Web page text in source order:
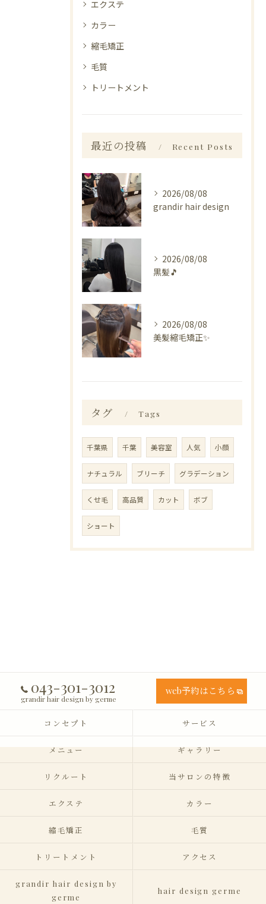
エクステ
カラー
縮毛矯正
毛質
トリートメント
最近の投稿 Recent Posts
2026/08/08
grandir hair design
2026/08/08
黒髪🎵
2026/08/08
美髪縮毛矯正✨️
タグ Tags
千葉県 千葉 美容室 人気 小顔
ナチュラル ブリーチ グラデーション
くせ毛 高品質 カット ボブ
ショート
043-301-3012
grandir hair design by germe
web予約はこちら
コンセプト サービス
メニュー ギャラリー
リクルート 当サロンの特徴
エクステ カラー
縮毛矯正 毛質
トリートメント アクセス
grandir hair design by
germe
hair design germe